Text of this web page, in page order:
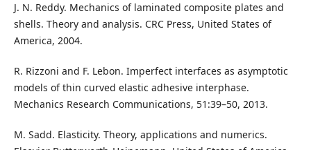
J. N. Reddy. Mechanics of laminated composite plates and
shells. Theory and analysis. CRC Press, United States of
America, 2004.
R. Rizzoni and F. Lebon. Imperfect interfaces as asymptotic
models of thin curved elastic adhesive interphase.
Mechanics Research Communications, 51:39–50, 2013.
M. Sadd. Elasticity. Theory, applications and numerics.